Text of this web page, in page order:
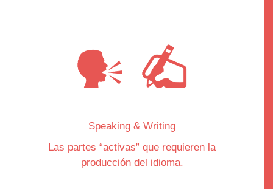
Speaking & Writing
Las partes “activas” que requieren la
producción del idioma.